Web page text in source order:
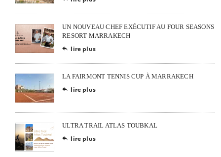
UN NOUVEAU CHEF EXÉCUTIF AU FOUR SEASONS
RESORT MARRAKECH
 lire plus
LA FAIRMONT TENNIS CUP À MARRAKECH
 lire plus
ULTRA TRAIL ATLAS TOUBKAL
 lire plus